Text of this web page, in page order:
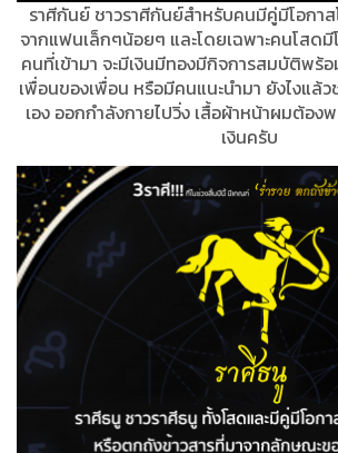
ราศีกันย์ ชาวราศีกันย์สำหรับคนมีคู่มีโอกา
จากแฟนเล็กๆน้อยๆ และโดยเฉพาะคนโสด
คนที่เข้ามา จะมีเงินมีทองมีกิจการสมบัติพร้
เพื่อนของเพื่อน หรือมีคนแนะนำมา ยังไงแล้
เอง ออกกำลังกายไปวิ่ง เสื้อผ้าหน้าผมต้อ
เงินครับ